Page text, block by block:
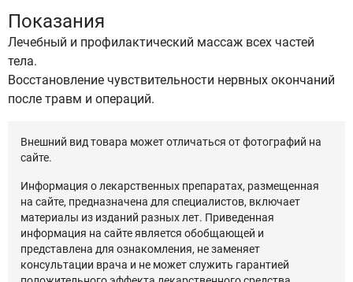
Показания
Лечебный и профилактический массаж всех частей
тела.
Восстановление чувствительности нервных окончаний
после травм и операций.
Внешний вид товара может отличаться от фотографий на
сайте.
Информация о лекарственных препаратах, размещенная
на сайте, предназначена для специалистов, включает
материалы из изданий разных лет. Приведенная
информация на сайте является обобщающей и
представлена для ознакомления, не заменяет
консультации врача и не может служить гарантией